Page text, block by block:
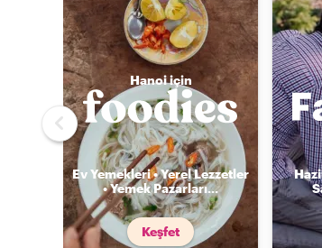
Hanoi için
Ev Yemekleri • Yerel Lezzetler
• Yemek Pazarları...
Keşfet